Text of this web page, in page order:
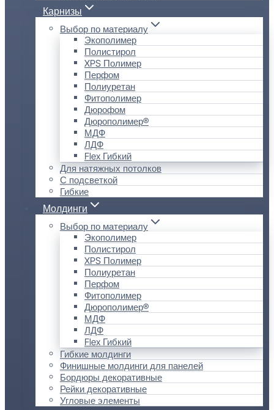
Карнизы
Выбор по материалу
Экополимер
Полистирол
XPS Полимер
Перфом
Полиуретан
Фитополимер
Дюрофом
Дюрополимер®
МДФ
ЛДФ
Flex Гибкий
Для натяжных потолков
С подсветкой
Гибкие
Молдинги
Выбор по материалу
Экополимер
Полистирол
XPS Полимер
Полиуретан
Перфом
Фитополимер
Дюрополимер®
МДФ
ЛДФ
Flex Гибкий
Гибкие молдинги
Финишные молдинги для панелей
Бордюры декоративные
Рейки декоративные
Угловые элементы